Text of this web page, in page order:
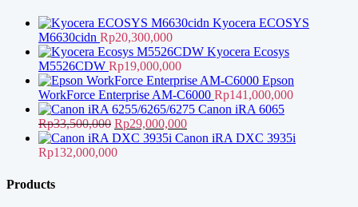
Kyocera ECOSYS
M6630cidn Rp20,300,000
Kyocera Ecosys
M5526CDW Rp19,000,000
Epson
WorkForce Enterprise AM-C6000 Rp141,000,000
Canon iRA 6065
Rp33,500,000 Harga
aslinya
adalah:
Rp29,000,000Harga
saat
Canon iRA DXC 3935i
Rp132,000,000
Products